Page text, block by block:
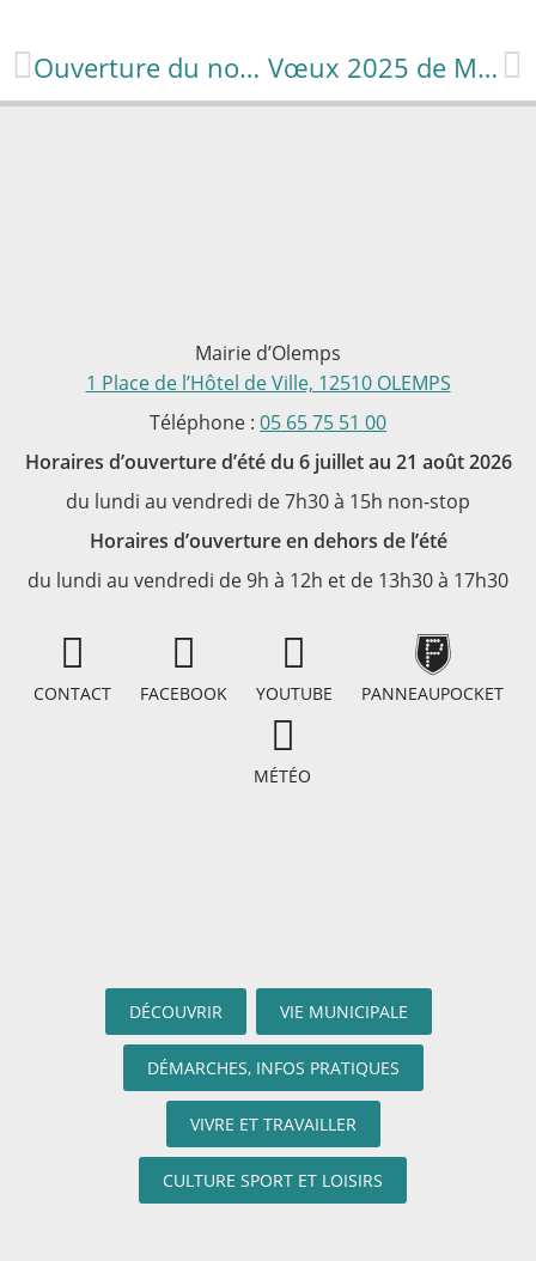
Ouverture du nouveau stade synthétique de La Garrigue à l’AS Olemps football Vœux 2025 de Mme le maire Sylvie Lopez
Mairie d’Olemps
1 Place de l’Hôtel de Ville, 12510 OLEMPS
Téléphone : 05 65 75 51 00
Horaires d’ouverture d’été du 6 juillet au 21 août 2026
du lundi au vendredi de 7h30 à 15h non-stop
Horaires d’ouverture en dehors de l’été
du lundi au vendredi de 9h à 12h et de 13h30 à 17h30
CONTACT FACEBOOK YOUTUBE PANNEAUPOCKET
MÉTÉO
DÉCOUVRIR VIE MUNICIPALE
DÉMARCHES, INFOS PRATIQUES
VIVRE ET TRAVAILLER
CULTURE SPORT ET LOISIRS